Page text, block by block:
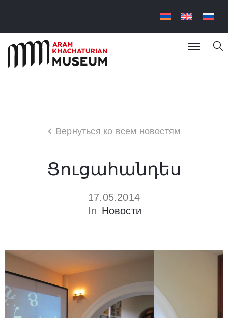
Вернуться ко всем новостям
Ցուցահանդես
17.05.2014
In Новости